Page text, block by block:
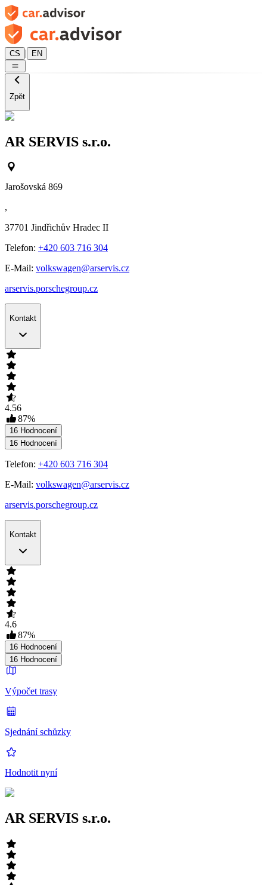
CS | EN
Zpět
AR SERVIS s.r.o.
Jarošovská 869
,
37701 Jindřichův Hradec II
Telefon: +420 603 716 304
E-Mail: volkswagen@arservis.cz
arservis.porschegroup.cz
Kontakt
4.56
87%
16 Hodnocení
16 Hodnocení
Telefon: +420 603 716 304
E-Mail: volkswagen@arservis.cz
arservis.porschegroup.cz
Kontakt
4.6
87%
16 Hodnocení
16 Hodnocení
Výpočet trasy
Sjednání schůzky
Hodnotit nyní
AR SERVIS s.r.o.